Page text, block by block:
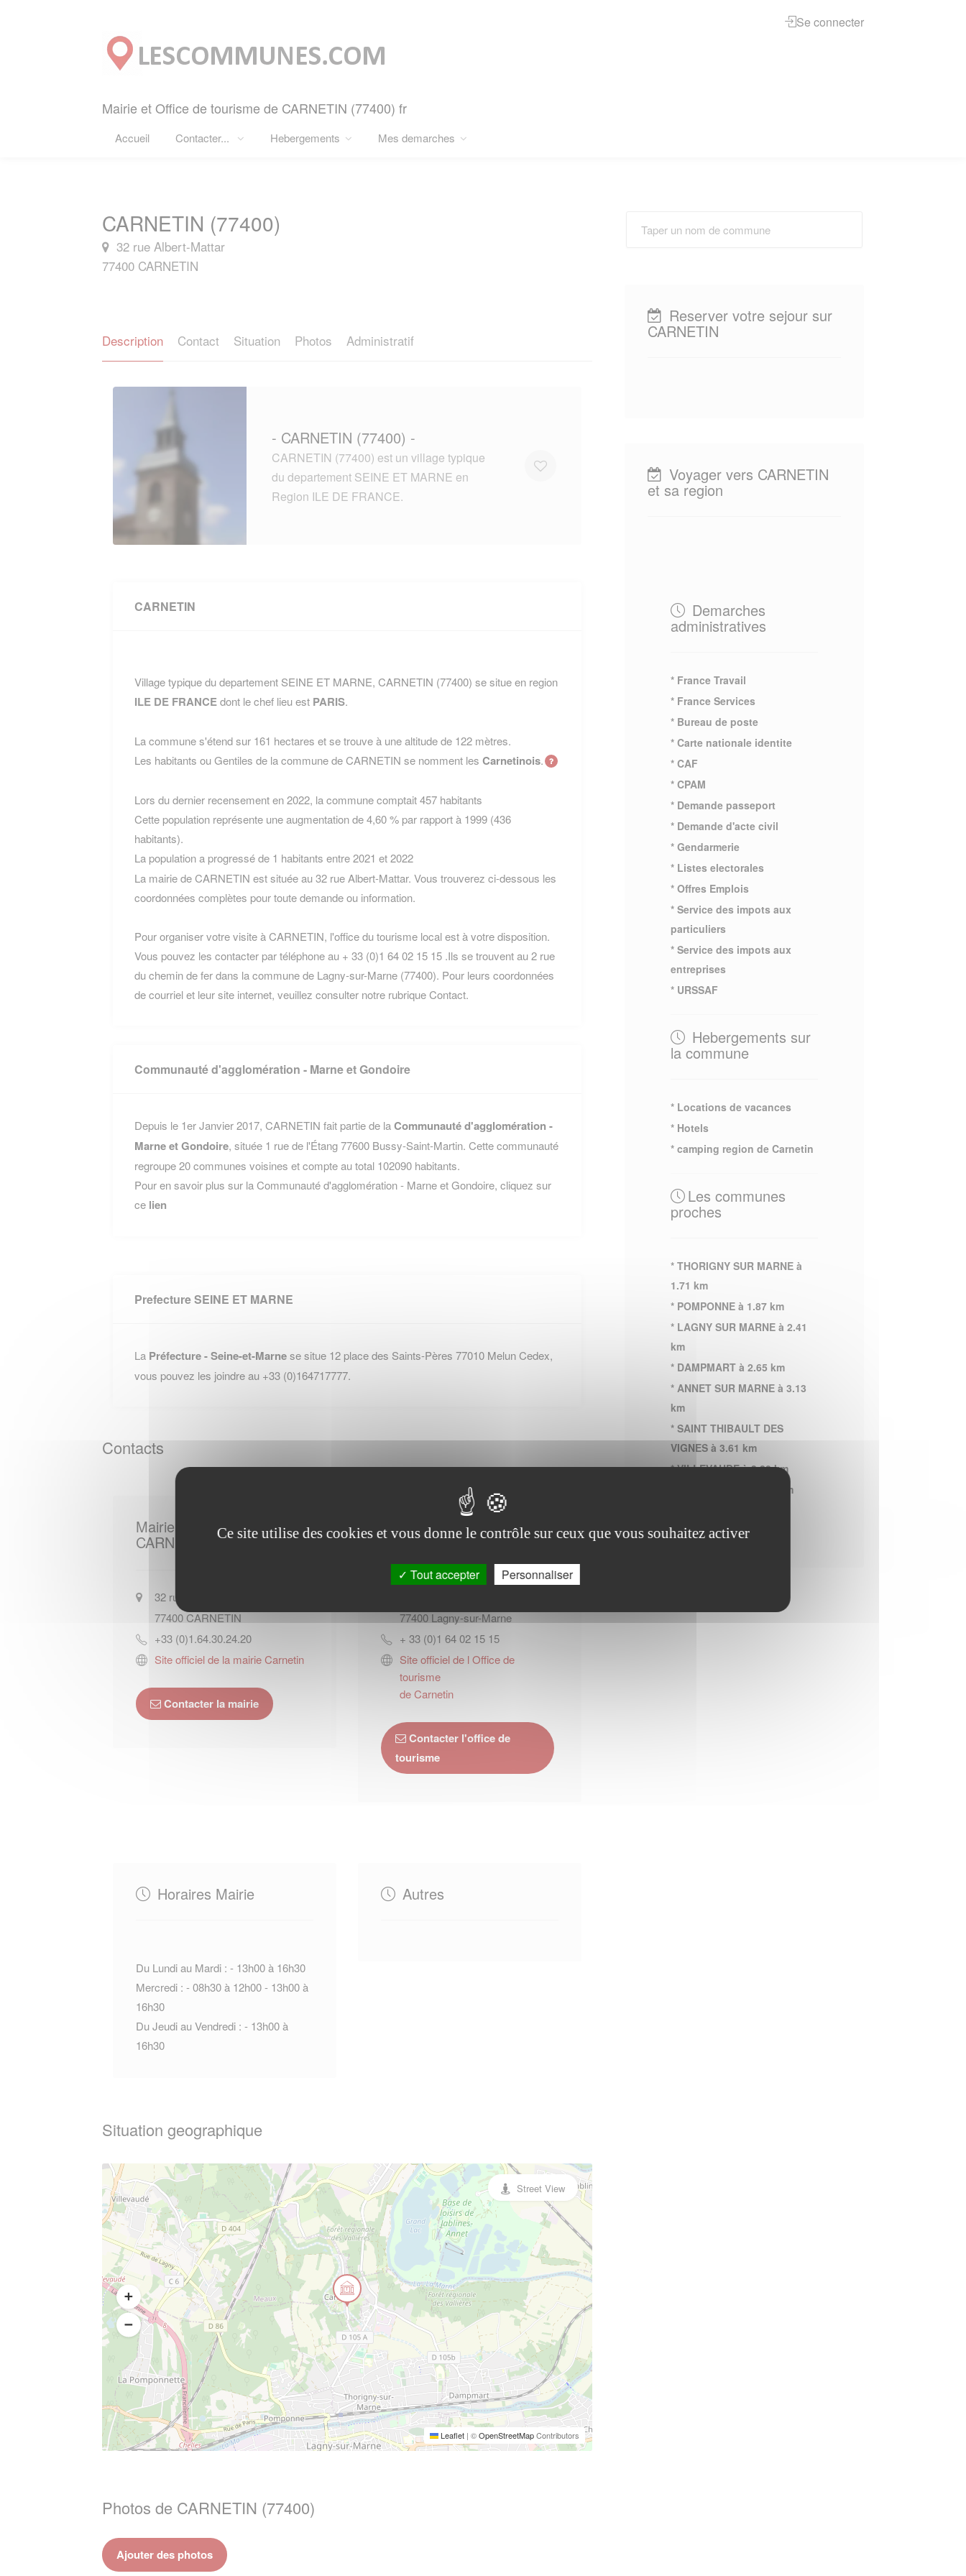
Mairie et Office de tourisme de CARNETIN (77400) fr
Accueil Contacter... Hebergements Mes demarches
Se connecter
CARNETIN (77400)
32 rue Albert-Mattar
77400 CARNETIN
Description Contact Situation Photos Administratif
- CARNETIN (77400) -
CARNETIN (77400) est un village typique
du departement SEINE ET MARNE en
Region ILE DE FRANCE.
CARNETIN
Village typique du departement SEINE ET MARNE, CARNETIN (77400) se situe en region
ILE DE FRANCEdont le chef lieu est PARIS.
La commune s'étend sur 161 hectares et se trouve à une altitude de 122 mètres.
Les habitants ou Gentiles de la commune de CARNETIN se nomment les Carnetinois.
Lors du dernier recensement en 2022, la commune comptait 457 habitants
Cette population représente une augmentation de 4,60 % par rapport à 1999 (436
habitants).
La population a progressé de 1 habitants entre 2021 et 2022
La mairie de CARNETIN est située au 32 rue Albert-Mattar. Vous trouverez ci-dessous les
coordonnées complètes pour toute demande ou information.
Pour organiser votre visite à CARNETIN, l'office du tourisme local est à votre disposition.
Vous pouvez les contacter par téléphone au + 33 (0)1 64 02 15 15 .Ils se trouvent au 2 rue
du chemin de fer dans la commune de Lagny-sur-Marne (77400). Pour leurs coordonnées
de courriel et leur site internet, veuillez consulter notre rubrique Contact.
Communauté d'agglomération - Marne et Gondoire
Depuis le 1er Janvier 2017, CARNETIN fait partie de laCommunauté d'agglomération -
Marne et Gondoire, située 1 rue de l'Étang 77600 Bussy-Saint-Martin. Cette communauté
regroupe 20 communes voisines et compte au total 102090 habitants.
Pour en savoir plus sur la Communauté d'agglomération - Marne et Gondoire, cliquez sur
ce lien
Prefecture SEINE ET MARNE
La Préfecture - Seine-et-Marnese situe 12 place des Saints-Pères 77010 Melun Cedex,
vous pouvez les joindre au +33 (0)164717777.
Contacts
Mairie de
CARNETIN
32 rue Albert-Mattar
77400 CARNETIN
+33 (0)1.64.30.24.20
Site officiel de la mairie Carnetin
Contacter la mairie
Office de tourisme de
Carnetin
77400 Lagny-sur-Marne
+ 33 (0)1 64 02 15 15
Site officiel de l Office de
tourisme
de Carnetin
Contacter l'office de
tourisme
Horaires Mairie
Du Lundi au Mardi : - 13h00 à 16h30
Mercredi : - 08h30 à 12h00 - 13h00 à
16h30
Du Jeudi au Vendredi : - 13h00 à
16h30
Autres
Situation geographique
Leaflet | ©OpenStreetMapContributors
Street View
Photos de CARNETIN (77400)
Ajouter des photos
Reserver votre sejour sur
CARNETIN
Voyager vers CARNETIN
et sa region
Demarches
administratives
* France Travail
* France Services
* Bureau de poste
* Carte nationale identite
* CAF
* CPAM
* Demande passeport
* Demande d'acte civil
* Gendarmerie
* Listes electorales
* Offres Emplois
* Service des impots aux
particuliers
* Service des impots aux
entreprises
* URSSAF
Hebergements sur
la commune
* Locations de vacances
* Hotels
* camping region de Carnetin
Les communes
proches
* THORIGNY SUR MARNE à
1.71 km
* POMPONNE à 1.87 km
* LAGNY SUR MARNE à 2.41
km
* DAMPMART à 2.65 km
* ANNET SUR MARNE à 3.13
km
* SAINT THIBAULT DES
VIGNES à 3.61 km
* VILLEVAUDE à 3.80 km
* MONTEVRAIN à 3.91 km
Ce site utilise des cookies et vous donne le contrôle sur ceux que vous souhaitez activer
Tout accepter Personnaliser